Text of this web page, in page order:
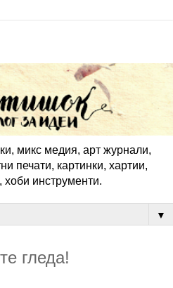
микс медия, арт журнали,
печати, картинки, хартии,
инструменти.
▼
гледа!